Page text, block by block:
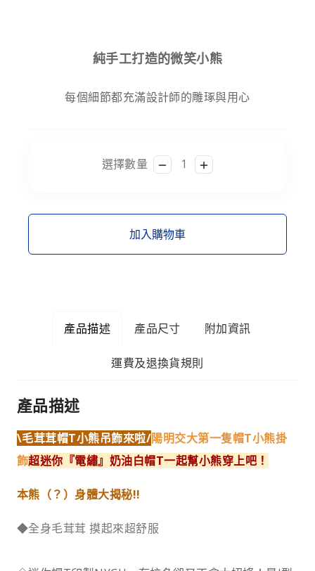
純手工打造的微笑小熊
每個細節都充滿設計師的雕琢與用心
選擇數量
加入購物車
產品描述 產品尺寸 附加資訊
運費及退換貨規則
產品描述
\毛茸茸帽T小熊吊飾來啦/陽明交大第一隻帽T小熊掛
飾超迷你『電繡』奶油白帽T一起幫小熊穿上吧！
本熊（？）身體大揭秘!!
◆全身毛茸茸 摸起來超舒服